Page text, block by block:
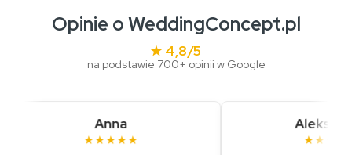
Opinie o WeddingConcept.pl
★ 4,8/5
na podstawie 700+ opinii w Google
Anna
★★★★★
Aleksandra
★★★★★